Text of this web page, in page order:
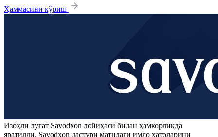
Ҳаммасини кўриш
Изоҳли луғат Savodxon лойиҳаси билан ҳамкорликда
яратилди. Savodxon дастури матндаги имло хатоларини